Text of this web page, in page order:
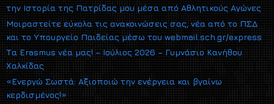
την Ιστορία της Πατρίδας μου μέσα από Αθλητικούς Αγώνες
Μοιραστείτε εύκολα τις ανακοινώσεις σας, νέα από το ΠΣΔ
και το Υπουργείο Παιδείας μέσω του webmail.sch.gr/express
Τα Erasmus νέα μας! – Ιούλιος 2026 – Γυμνάσιο Κανήθου
Χαλκίδας
«Ενεργώ Σωστά: Αξιοποιώ την ενέργεια και βγαίνω
κερδισμένος!»